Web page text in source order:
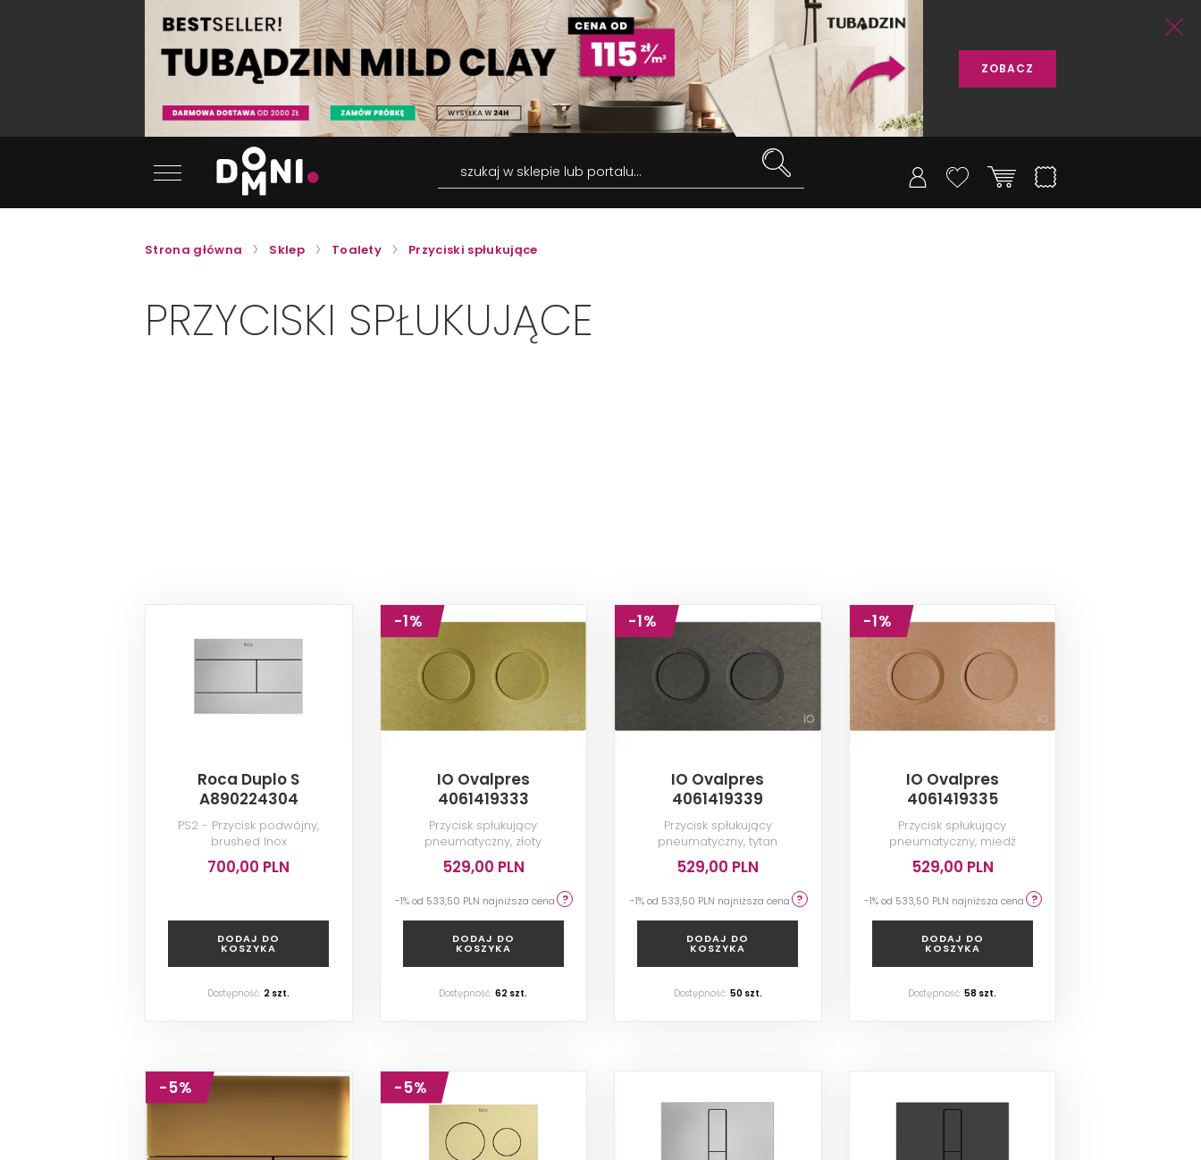
ZOBACZ
szukaj w sklepie lub portalu...
Strona główna Sklep Toalety Przyciski spłukujące
PRZYCISKI SPŁUKUJĄCE
Roca Duplo S
A890224304
PS2 - Przycisk podwójny,
brushed Inox
700,00 PLN
DODAJ DO
KOSZYKA
Dostępność: 2 szt.
-1%
IO Ovalpres
4061419333
Przycisk spłukujący
pneumatyczny, złoty
szczotkowany
529,00 PLN
-1% od 533,50 PLN najniższa cena
DODAJ DO
KOSZYKA
Dostępność:62 szt.
-1%
IO Ovalpres
4061419339
Przycisk spłukujący
pneumatyczny, tytan
szczotkowany
529,00 PLN
-1% od 533,50 PLN najniższa cena
DODAJ DO
KOSZYKA
Dostępność: 50 szt.
-1%
IO Ovalpres
4061419335
Przycisk spłukujący
pneumatyczny, miedź
szczotkowana
529,00 PLN
-1% od 533,50 PLN najniższa cena
DODAJ DO
KOSZYKA
Dostępność:58 szt.
-5% -5%